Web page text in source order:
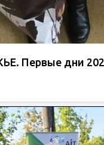
Первые дни